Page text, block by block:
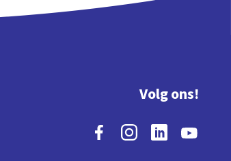
Volg ons!